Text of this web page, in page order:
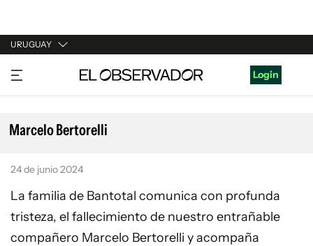
URUGUAY
URUGUAY
ARGENTINA
ESPAÑA
Login
Marcelo Bertorelli
24 de junio 2024
La familia de Bantotal comunica con profunda
tristeza, el fallecimiento de nuestro entrañable
compañero Marcelo Bertorelli y acompaña